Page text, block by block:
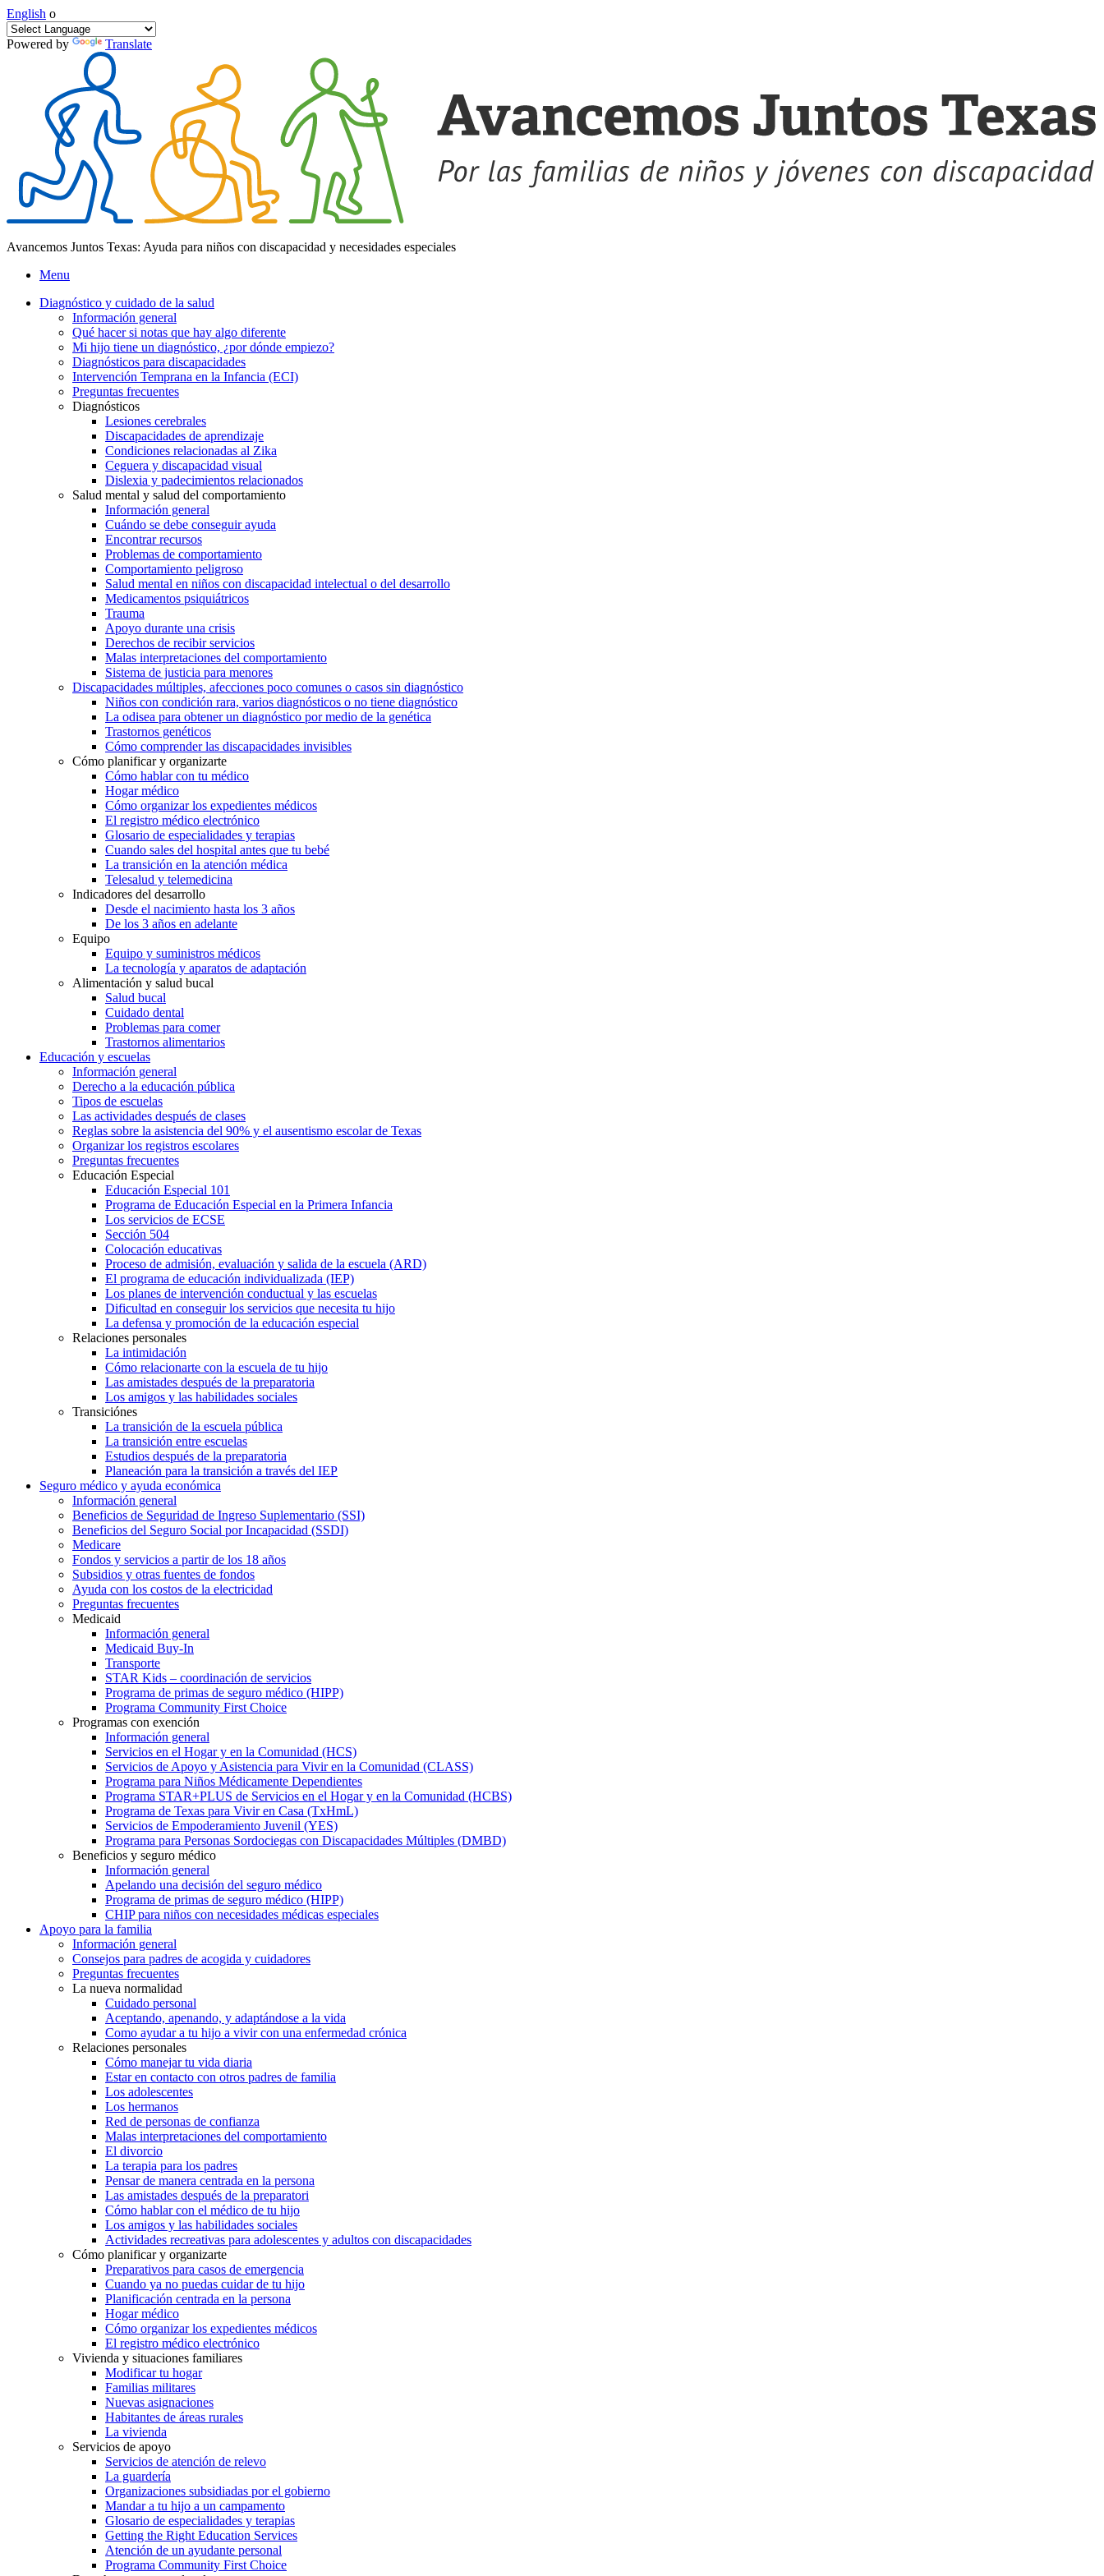
English o
Powered by Translate
Avancemos Juntos Texas: Ayuda para niños con discapacidad y necesidades especiales
Menu
Diagnóstico y cuidado de la salud
Información general
Qué hacer si notas que hay algo diferente
Mi hijo tiene un diagnóstico, ¿por dónde empiezo?
Diagnósticos para discapacidades
Intervención Temprana en la Infancia (ECI)
Preguntas frecuentes
Diagnósticos
Lesiones cerebrales
Discapacidades de aprendizaje
Condiciones relacionadas al Zika
Ceguera y discapacidad visual
Dislexia y padecimientos relacionados
Salud mental y salud del comportamiento
Información general
Cuándo se debe conseguir ayuda
Encontrar recursos
Problemas de comportamiento
Comportamiento peligroso
Salud mental en niños con discapacidad intelectual o del desarrollo
Medicamentos psiquiátricos
Trauma
Apoyo durante una crisis
Derechos de recibir servicios
Malas interpretaciones del comportamiento
Sistema de justicia para menores
Discapacidades múltiples, afecciones poco comunes o casos sin diagnóstico
Niños con condición rara, varios diagnósticos o no tiene diagnóstico
La odisea para obtener un diagnóstico por medio de la genética
Trastornos genéticos
Cómo comprender las discapacidades invisibles
Cómo planificar y organizarte
Cómo hablar con tu médico
Hogar médico
Cómo organizar los expedientes médicos
El registro médico electrónico
Glosario de especialidades y terapias
Cuando sales del hospital antes que tu bebé
La transición en la atención médica
Telesalud y telemedicina
Indicadores del desarrollo
Desde el nacimiento hasta los 3 años
De los 3 años en adelante
Equipo
Equipo y suministros médicos
La tecnología y aparatos de adaptación
Alimentación y salud bucal
Salud bucal
Cuidado dental
Problemas para comer
Trastornos alimentarios
Educación y escuelas
Información general
Derecho a la educación pública
Tipos de escuelas
Las actividades después de clases
Reglas sobre la asistencia del 90% y el ausentismo escolar de Texas
Organizar los registros escolares
Preguntas frecuentes
Educación Especial
Educación Especial 101
Programa de Educación Especial en la Primera Infancia
Los servicios de ECSE
Sección 504
Colocación educativas
Proceso de admisión, evaluación y salida de la escuela (ARD)
El programa de educación individualizada (IEP)
Los planes de intervención conductual y las escuelas
Dificultad en conseguir los servicios que necesita tu hijo
La defensa y promoción de la educación especial
Relaciones personales
La intimidación
Cómo relacionarte con la escuela de tu hijo
Las amistades después de la preparatoria
Los amigos y las habilidades sociales
Transiciónes
La transición de la escuela pública
La transición entre escuelas
Estudios después de la preparatoria
Planeación para la transición a través del IEP
Seguro médico y ayuda económica
Información general
Beneficios de Seguridad de Ingreso Suplementario (SSI)
Beneficios del Seguro Social por Incapacidad (SSDI)
Medicare
Fondos y servicios a partir de los 18 años
Subsidios y otras fuentes de fondos
Ayuda con los costos de la electricidad
Preguntas frecuentes
Medicaid
Información general
Medicaid Buy-In
Transporte
STAR Kids – coordinación de servicios
Programa de primas de seguro médico (HIPP)
Programa Community First Choice
Programas con exención
Información general
Servicios en el Hogar y en la Comunidad (HCS)
Servicios de Apoyo y Asistencia para Vivir en la Comunidad (CLASS)
Programa para Niños Médicamente Dependientes
Programa STAR+PLUS de Servicios en el Hogar y en la Comunidad (HCBS)
Programa de Texas para Vivir en Casa (TxHmL)
Servicios de Empoderamiento Juvenil (YES)
Programa para Personas Sordociegas con Discapacidades Múltiples (DMBD)
Beneficios y seguro médico
Información general
Apelando una decisión del seguro médico
Programa de primas de seguro médico (HIPP)
CHIP para niños con necesidades médicas especiales
Apoyo para la familia
Información general
Consejos para padres de acogida y cuidadores
Preguntas frecuentes
La nueva normalidad
Cuidado personal
Aceptando, apenando, y adaptándose a la vida
Como ayudar a tu hijo a vivir con una enfermedad crónica
Relaciones personales
Cómo manejar tu vida diaria
Estar en contacto con otros padres de familia
Los adolescentes
Los hermanos
Red de personas de confianza
Malas interpretaciones del comportamiento
El divorcio
La terapia para los padres
Pensar de manera centrada en la persona
Las amistades después de la preparatori
Cómo hablar con el médico de tu hijo
Los amigos y las habilidades sociales
Actividades recreativas para adolescentes y adultos con discapacidades
Cómo planificar y organizarte
Preparativos para casos de emergencia
Cuando ya no puedas cuidar de tu hijo
Planificación centrada en la persona
Hogar médico
Cómo organizar los expedientes médicos
El registro médico electrónico
Vivienda y situaciones familiares
Modificar tu hogar
Familias militares
Nuevas asignaciones
Habitantes de áreas rurales
La vivienda
Servicios de apoyo
Servicios de atención de relevo
La guardería
Organizaciones subsidiadas por el gobierno
Mandar a tu hijo a un campamento
Glosario de especialidades y terapias
Getting the Right Education Services
Atención de un ayudante personal
Programa Community First Choice